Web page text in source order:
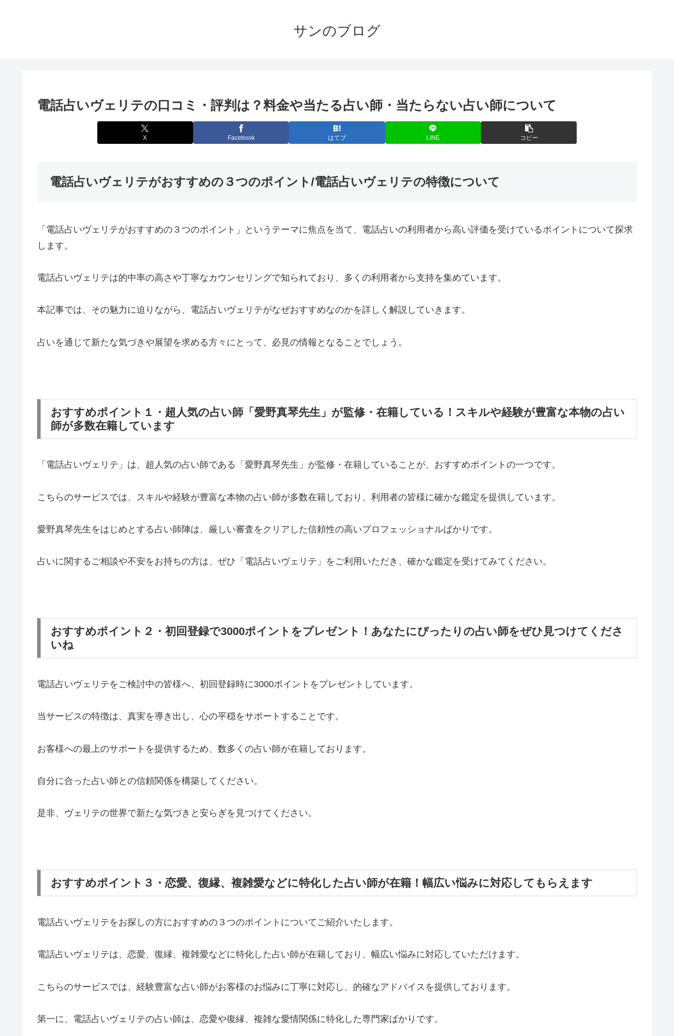
サンのブログ
電話占いヴェリテの口コミ・評判は？料金や当たる占い師・当たらない占い師について
X Facebook はてブ LINE コピー
電話占いヴェリテがおすすめの３つのポイント/電話占いヴェリテの特徴について
「電話占いヴェリテがおすすめの３つのポイント」というテーマに焦点を当て、電話占いの利用者から高い評価を受けているポイントについて探求
します。
電話占いヴェリテは的中率の高さや丁寧なカウンセリングで知られており、多くの利用者から支持を集めています。
本記事では、その魅力に迫りながら、電話占いヴェリテがなぜおすすめなのかを詳しく解説していきます。
占いを通じて新たな気づきや展望を求める方々にとって、必見の情報となることでしょう。
おすすめポイント１・超人気の占い師「愛野真琴先生」が監修・在籍している！スキルや経験が豊富な本物の占い
師が多数在籍しています
「電話占いヴェリテ」は、超人気の占い師である「愛野真琴先生」が監修・在籍していることが、おすすめポイントの一つです。
こちらのサービスでは、スキルや経験が豊富な本物の占い師が多数在籍しており、利用者の皆様に確かな鑑定を提供しています。
愛野真琴先生をはじめとする占い師陣は、厳しい審査をクリアした信頼性の高いプロフェッショナルばかりです。
占いに関するご相談や不安をお持ちの方は、ぜひ「電話占いヴェリテ」をご利用いただき、確かな鑑定を受けてみてください。
おすすめポイント２・初回登録で3000ポイントをプレゼント！あなたにぴったりの占い師をぜひ見つけてくださ
いね
電話占いヴェリテをご検討中の皆様へ、初回登録時に3000ポイントをプレゼントしています。
当サービスの特徴は、真実を導き出し、心の平穏をサポートすることです。
お客様への最上のサポートを提供するため、数多くの占い師が在籍しております。
自分に合った占い師との信頼関係を構築してください。
是非、ヴェリテの世界で新たな気づきと安らぎを見つけてください。
おすすめポイント３・恋愛、復縁、複雑愛などに特化した占い師が在籍！幅広い悩みに対応してもらえます
電話占いヴェリテをお探しの方におすすめの３つのポイントについてご紹介いたします。
電話占いヴェリテは、恋愛、復縁、複雑愛などに特化した占い師が在籍しており、幅広い悩みに対応していただけます。
こちらのサービスでは、経験豊富な占い師がお客様のお悩みに丁寧に対応し、的確なアドバイスを提供しております。
第一に、電話占いヴェリテの占い師は、恋愛や復縁、複雑な愛情関係に特化した専門家ばかりです。